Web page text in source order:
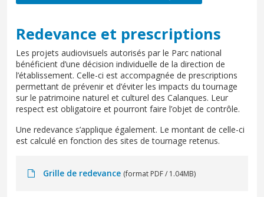
Redevance et prescriptions
Les projets audiovisuels autorisés par le Parc national
bénéficient d’une décision individuelle de la direction de
l’établissement. Celle-ci est accompagnée de prescriptions
permettant de prévenir et d’éviter les impacts du tournage
sur le patrimoine naturel et culturel des Calanques. Leur
respect est obligatoire et pourront faire l’objet de contrôle.
Une redevance s’applique également. Le montant de celle-ci
est calculé en fonction des sites de tournage retenus.
Grille de redevance (format PDF / 1.04MB)